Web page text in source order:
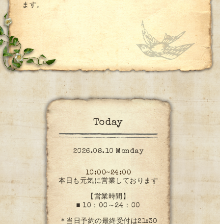
ます。
Today
2026.08.10 Monday
10:00~24:00
本日も元気に営業しております
【営業時間】
■ 10：00～24：00
＊当日予約の最終受付は21:30